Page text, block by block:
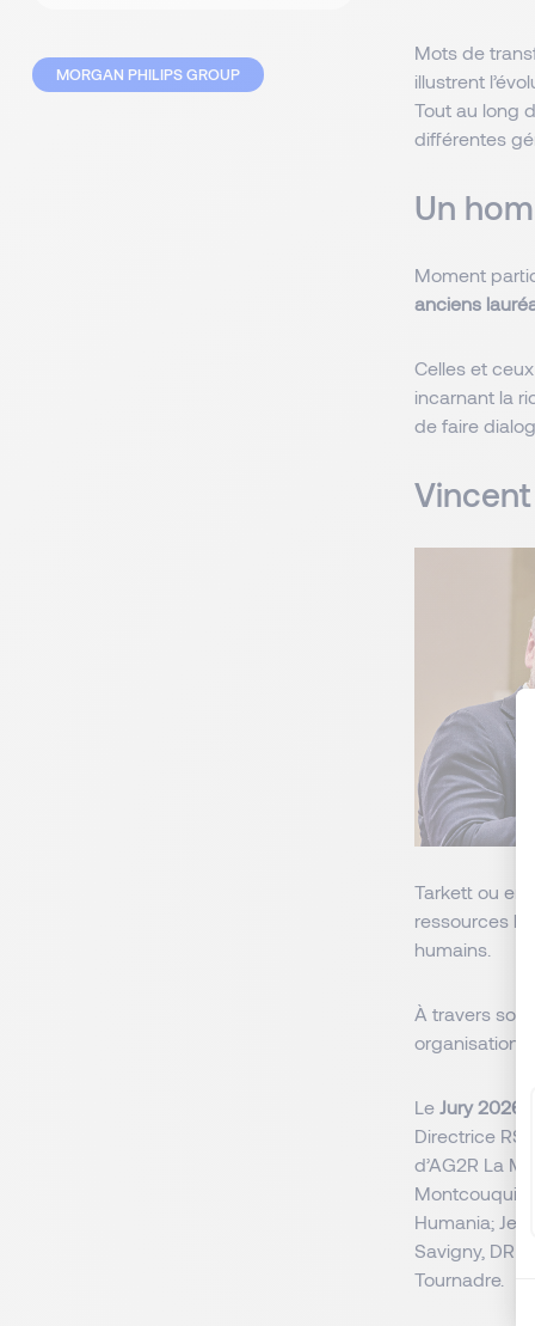
Mots de
illustrent
Tout au long
différentes
Un
Moment
anciens
Celles et
incarnant la
de faire
Vincent
Tarkett ou
ressources
humains.
À travers son
organisations.
Le Jury 2026
Directrice
d’AG2R La
Humania;
Savigny,
Tournadre.
MORGAN PHILIPS GROUP